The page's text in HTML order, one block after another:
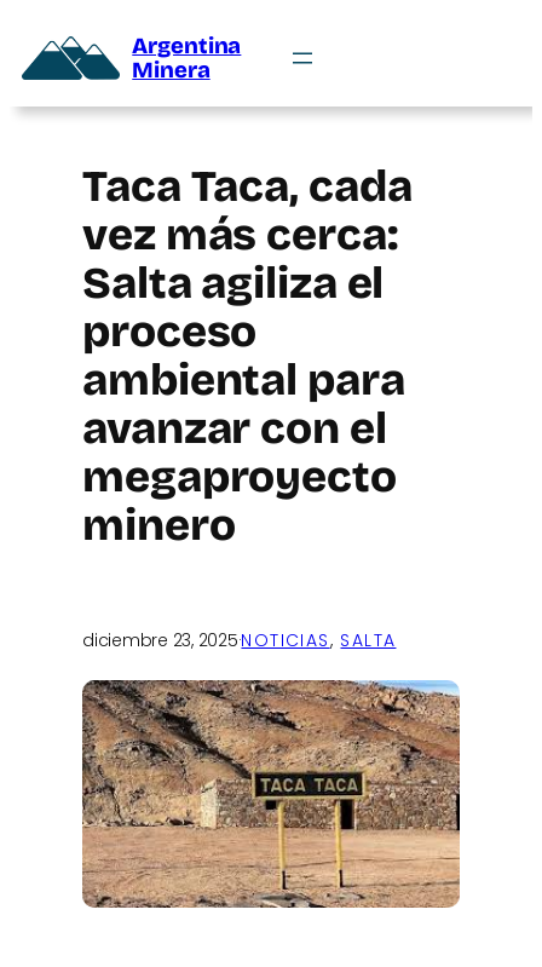
Argentina
Minera
Taca Taca, cada
vez más cerca:
Salta agiliza el
proceso
ambiental para
avanzar con el
megaproyecto
minero
diciembre 23, 2025·NOTICIAS, SALTA